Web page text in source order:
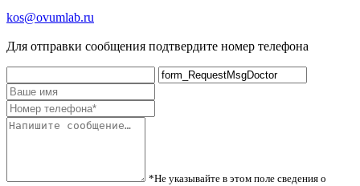
kos@ovumlab.ru
Для отправки сообщения подтвердите номер телефона
*Не указывайте в этом поле сведения о